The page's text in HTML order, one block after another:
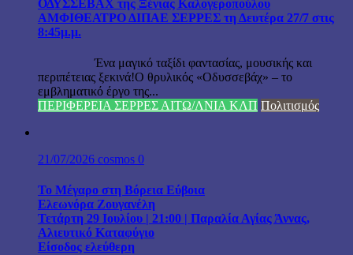
ΟΔΥΣΣΕΒΑΧ της Ξένιας Καλογεροπούλου
ΑΜΦΙΘΕΑΤΡΟ ΔΙΠΑΕ ΣΕΡΡΕΣ τη Δευτέρα 27/7 στις
8:45μ.μ.
Ένα μαγικό ταξίδι φαντασίας, μουσικής και
περιπέτειας ξεκινά!Ο θρυλικός «Οδυσσεβάχ» – το
εμβληματικό έργο της...
ΠΕΡΙΦΕΡΕΙΑ ΣΕΡΡΕΣ ΑΙΤΩ/ΛΝΙΑ ΚΛΠ Πολιτισμός
21/07/2026 cosmos 0
Το Μέγαρο στη Βόρεια Εύβοια
Ελεωνόρα Ζουγανέλη
Τετάρτη 29 Ιουλίου | 21:00 | Παραλία Αγίας Άννας,
Αλιευτικό Καταφύγιο
Είσοδος ελεύθερη